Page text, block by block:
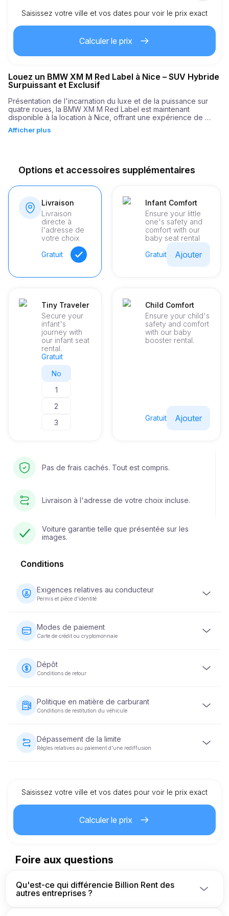
Km inclus 150.00
Âge minimum 21
Dépôt de garantie 5,000.00
Saisissez votre ville et vos dates pour voir le prix exact
Calculer le prix
Louez un BMW XM M Red Label à Nice – SUV Hybride
Surpuissant et Exclusif
Présentation de l'incarnation du luxe et de la puissance sur
quatre roues, la BMW XM M Red Label est maintenant
disponible à la location à Nice, offrant une expérience de
style. Enveloppant l'essence même de l'excellence
M Red Label accélère violemment de 0 à 60 mph en
seulement 3,8 secondes, garantissant une balade exaltante
La BMW XM M Red Label est un chef-d'œuvre d'ingénierie,
arborant un intérieur spacieux pouvant accueillir jusqu'à cinq
adultes confortablement, avec un espace pour les jambes et
des technologies embarquées de pointe pour vous permettre
de rester connecté et divertis.
Afficher plus
Options et accessoires supplémentaires
Livraison
Livraison
directe à
l'adresse de
votre choix
Gratuit
Infant Comfort
Ensure your little
one's safety and
comfort with our
baby seat rental
Gratuit
Ajouter
Tiny Traveler
Secure your
infant's
journey with
our infant seat
rental.
Gratuit
No
1
2
3
Child Comfort
Ensure your child's
safety and comfort
with our baby
booster rental.
Gratuit Ajouter
Pas de frais cachés. Tout est compris.
Livraison à l'adresse de votre choix incluse.
Voiture garantie telle que présentée sur les
images.
Conditions
Exigences relatives au conducteur
Permis et pièce d'identité
titulaire d'un permis de conduire valide. Une pièce
d'identité (passeport ou carte d'identité nationale) est
également requise. Certains véhicules peuvent exiger
depuis au moins 2 ans.
Modes de paiement
Carte de crédit ou cryptomonnaie
effectués par carte de crédit ou en cryptomonnaie. Le
paiement intégral est exigé au moment de la réservation
afin de garantir votre réservation.
Dépôt
Conditions de retour
remise du véhicule. Le montant de la caution varie en
fonction de la catégorie du véhicule et sera restitué dans
un délai de 5 à 10 jours ouvrables après la restitution du
Politique en matière de carburant
Conditions de restitution du véhicule
carburant qu'au moment de la remise du véhicule.
Dépassement de la limite
Règles relatives au paiement d'une rediffusion
comme indiqué dans le contrat de location.
Saisissez votre ville et vos dates pour voir le prix exact
Calculer le prix
Foire aux questions
Qu'est-ce qui différencie Billion Rent des
autres entreprises ?